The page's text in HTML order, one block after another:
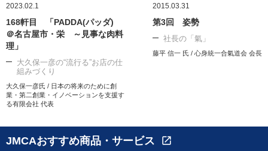
2023.02.1
168軒目 「PADDA(パッダ)
＠名古屋市・栄 ～見事な肉料
理」
大久保一彦の“流行る”お店の仕
組みづくり
大久保一彦氏 / 日本の将来のために創
業・第二創業・イノベーションを支援す
る有限会社 代表
2015.03.31
第3回 姿勢
社長の「氣」
藤平 信一 氏 / 心身統一合氣道会 会長
JMCAおすすめ商品・サービス open_in_new